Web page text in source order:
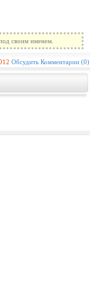
своим именем.
Обсудить Комментарии (0)